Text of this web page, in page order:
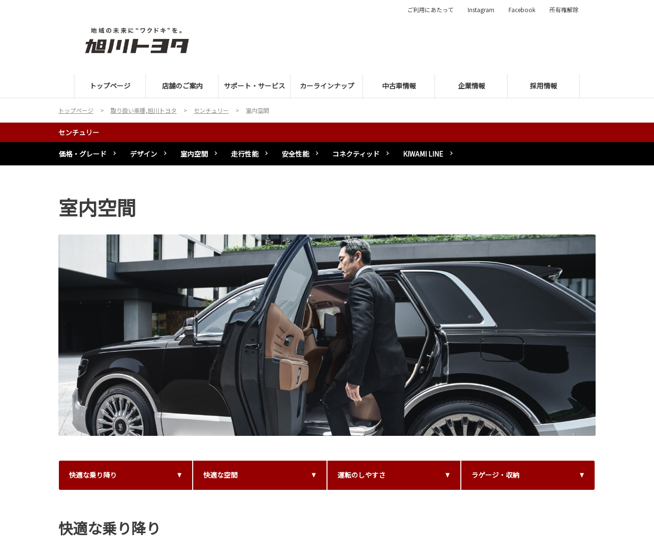
トップページ 店舗のご案内 サポート・サービス カーラインナップ 中古車情報 企業情報 採用情報
ご利用にあたって Instagram Facebook 所有権解除
トップページ 取り扱い車種,旭川トヨタ センチュリー 室内空間
センチュリー
価格・グレード デザイン 室内空間 走行性能 安全性能 コネクティッド KIWAMI LINE
室内空間
快適な乗り降り 快適な空間 運転のしやすさ ラゲージ・収納
快適な乗り降り